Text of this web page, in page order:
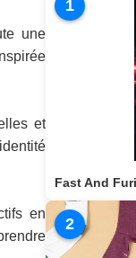
une
et
en
1
2